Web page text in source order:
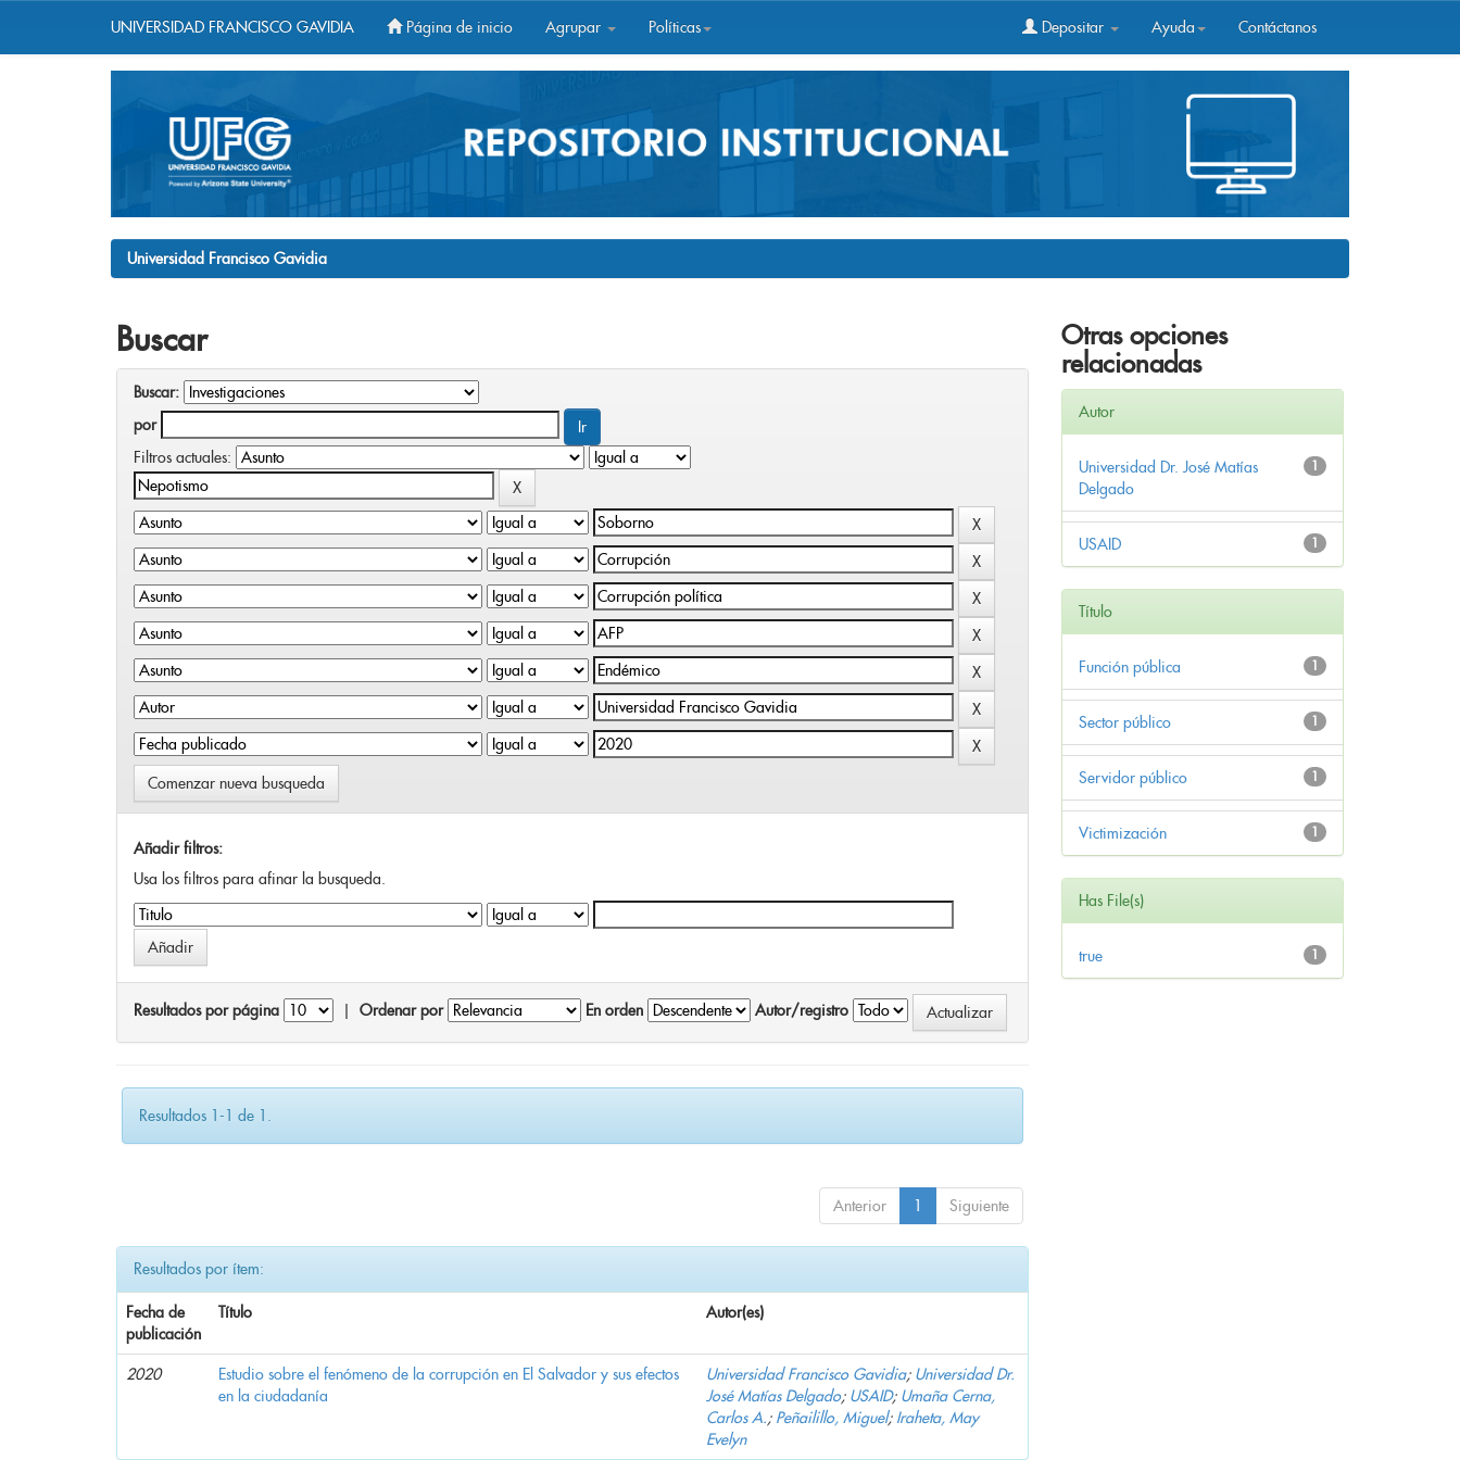
UNIVERSIDAD FRANCISCO GAVIDIA Página de inicio Agrupar Políticas Depositar Ayuda Contáctanos
Universidad Francisco Gavidia
Buscar
Buscar:
por
Filtros actuales:
Comenzar nueva busqueda
Añadir filtros:
Usa los filtros para afinar la busqueda.
Resultados por página Ordenar por En orden Autor/registro
Resultados 1-1 de 1.
Anterior 1 Siguiente
Resultados por ítem:
Fecha de
publicación
Título Autor(es)
2020
Estudio sobre el fenómeno de la corrupción en El Salvador y sus efectos
en la ciudadanía
Universidad Francisco Gavidia; Universidad Dr.
José Matías Delgado; USAID; Umaña Cerna,
Carlos A.; Peñailillo, Miguel; Iraheta, May
Evelyn
Otras opciones
relacionadas
Autor
1
Universidad Dr. José Matías
Delgado
1
USAID
Título
1
Función pública
1
Sector público
1
Servidor público
1
Victimización
Has File(s)
1
true